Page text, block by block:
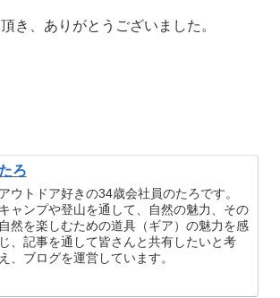
き、ありがとうございました。
たろ
アウトドア好きの34歳会社員のたろです。
キャンプや登山を通して、自然の魅力、その
自然を楽しむための道具（ギア）の魅力を感
じ、記事を通して皆さんと共有したいと考
え、ブログを運営しています。